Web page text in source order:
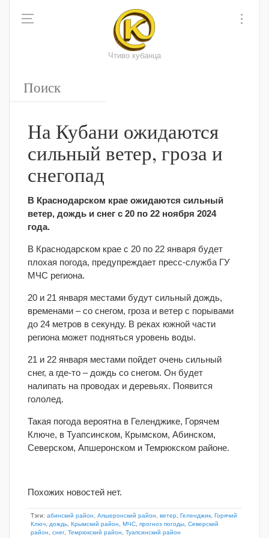
Чтиво кубанца
На Кубани ожидаются
сильный ветер, гроза и
снегопад
В Краснодарском крае ожидаются сильный
ветер, дождь и снег с 20 по 22 ноября 2024
года.
В Краснодарском крае с 20 по 22 января будет
плохая погода, предупреждает пресс-служба ГУ
МЧС региона.
20 и 21 января местами будут сильный дождь,
временами – со снегом, гроза и ветер с порывами
до 24 метров в секунду. В реках южной части
региона может подняться уровень воды.
21 и 22 января местами пойдет очень сильный
снег, а где-то – дождь со снегом. Он будет
налипать на проводах и деревьях. Появится
гололед.
Такая погода вероятна в Геленджике, Горячем
Ключе, в Туапсинском, Крымском, Абинском,
Северском, Апшеронском и Темрюкском районе.
Похожих новостей нет.
Тэги: абинский район Апшеронский район ветер Геленджик Горячий
Ключ
дождь Крымский район МЧС прогноз погоды Северский
район
снег, Темрюкский район Туапсинский район